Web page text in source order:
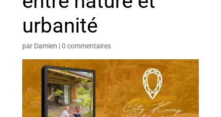
urbanité
par Damien |0 commentaires